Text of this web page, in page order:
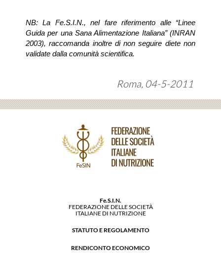
NB: La Fe.S.I.N., nel fare riferimento alle “Linee
Guida per una Sana Alimentazione Italiana” (INRAN
2003), raccomanda inoltre di non seguire diete non
validate dalla comunità scientifica.
Roma, 04-5-2011
Fe.S.I.N.
FEDERAZIONE DELLE SOCIETÀ
ITALIANE DI NUTRIZIONE
STATUTO E REGOLAMENTO
RENDICONTO ECONOMICO